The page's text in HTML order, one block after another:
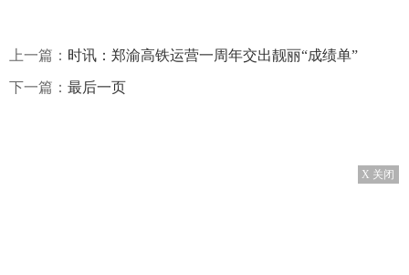
上一篇： 时讯：郑渝高铁运营一周年交出靓丽“成绩单”
下一篇： 最后一页
X 关闭